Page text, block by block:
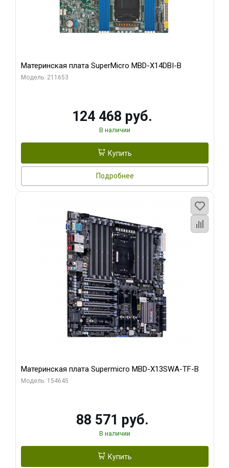
Материнская плата SuperMicro MBD-X14DBI-B
Модель: 211653
124 468 руб.
В наличии
Купить
Подробнее
Материнская плата Supermicro MBD-X13SWA-TF-B
Модель: 154645
88 571 руб.
В наличии
Купить